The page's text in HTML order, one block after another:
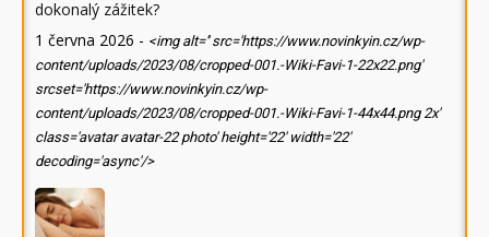
dokonalý zážitek?
1 června 2026 - <img alt='' src='https://www.novinkyin.cz/wp-
content/uploads/2023/08/cropped-001.-Wiki-Favi-1-22x22.png'
srcset='https://www.novinkyin.cz/wp-
content/uploads/2023/08/cropped-001.-Wiki-Favi-1-44x44.png 2x'
class='avatar avatar-22 photo' height='22' width='22'
decoding='async'/>